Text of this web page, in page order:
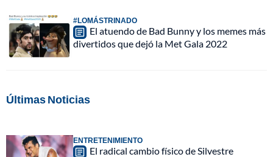
#LOMÁSTRINADO
El atuendo de Bad Bunny y los memes más
divertidos que dejó la Met Gala 2022
Últimas Noticias
ENTRETENIMIENTO
El radical cambio físico de Silvestre